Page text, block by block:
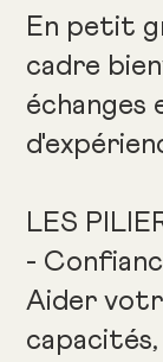
En petit
cadre
échanges
LES
-
Aider